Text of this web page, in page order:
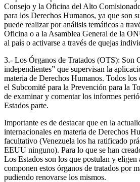
Consejo y la Oficina del Alto
para los Derechos Humanos, ya que son
puede realizar por análisis temáticos a
Oficina o a la Asamblea General de la
al país o activarse a través de quejas
3.- Los Órganos de Tratados (OTS): Son
independientes” que supervisan la
materia de Derechos Humanos. Todos los
el Subcomité para la Prevención para la
de examinar y comentar los informes
Estados parte.
Importante es de destacar que en la
internacionales en materia de Derechos
facultativo (Venezuela los ha ratificado
EEUU ninguno). Para lo que se han
Los Estados son los que postulan y eligen
componen estos órganos de tratados por
pudiendo renovarse los mismos.